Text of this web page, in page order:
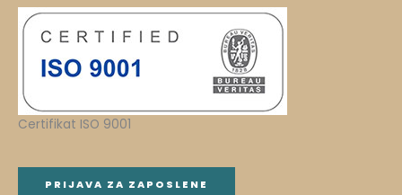
Certifikat ISO 9001
PRIJAVA ZA ZAPOSLENE